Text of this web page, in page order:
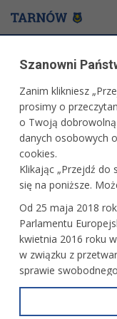
Sala terapeutyczna dla dzieci
WARTO
SALA
PIENIĄDZOM Z
18.08.2009, 20:41
Tarnowskie maluchy
rehabilitacji. Salę, w
zaburzeń integracji
w siedzibie Polskiego
Brodzińskiego.
Prezydent Ryszard
małym
Szanowni
Zanim klikniesz
prosimy o
o Twoją
danych osobowych
cookies.
Klikając „Przejdź do
się na poniższe.
Od 25 maja 2018
Parlamentu
kwietnia 2016 roku
w związku z
sprawie
uchylenia dyrektywy
lub Ogólne